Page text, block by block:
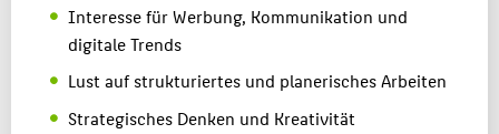
Interesse für Werbung, Kommunikation und
digitale Trends
Lust auf strukturiertes und planerisches Arbeiten
Strategisches Denken und Kreativität